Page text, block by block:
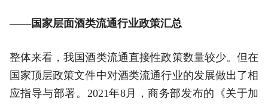
——国家层面酒类流通行业政策汇总
整体来看，我国酒类流通直接性政策数量较少。但在
国家顶层政策文件中对酒类流通行业的发展做出了相
应指导与部署。2021年8月，商务部发布的《关于加